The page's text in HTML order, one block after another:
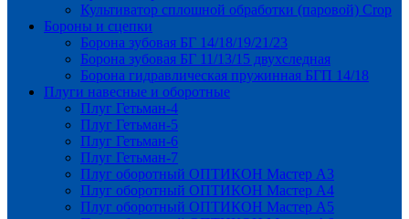
Культиватор сплошной обработки (паровой) Crop
Бороны и сцепки
Борона зубовая БГ 14/18/19/21/23
Борона зубовая БГ 11/13/15 двухследная
Борона гидравлическая пружинная БГП 14/18
Плуги навесные и оборотные
Плуг Гетьман-4
Плуг Гетьман-5
Плуг Гетьман-6
Плуг Гетьман-7
Плуг оборотный ОПТИКОН Мастер А3
Плуг оборотный ОПТИКОН Мастер А4
Плуг оборотный ОПТИКОН Мастер А5